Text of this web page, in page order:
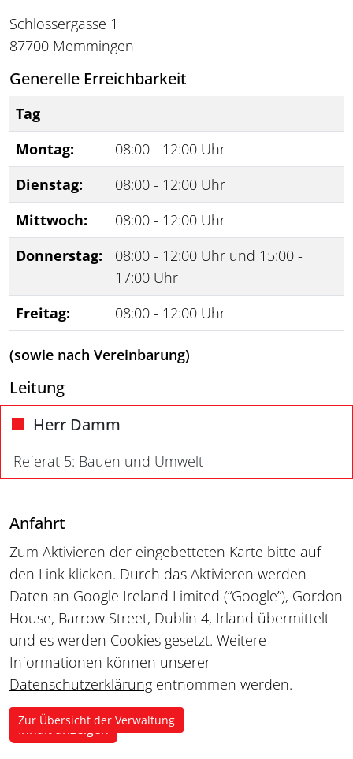
Schlossergasse 1
87700 Memmingen
Generelle Erreichbarkeit
Tag
Montag:
08:00 - 12:00 Uhr
Dienstag:
08:00 - 12:00 Uhr
Mittwoch:
08:00 - 12:00 Uhr
Donnerstag:
08:00 - 12:00 Uhr und 15:00 -
17:00 Uhr
Freitag:
08:00 - 12:00 Uhr
(sowie nach Vereinbarung)
Leitung
Herr Damm
Referat 5: Bauen und Umwelt
Anfahrt
Zum Aktivieren der eingebetteten Karte bitte auf
den Link klicken. Durch das Aktivieren werden
Daten an Google Ireland Limited (“Google”), Gordon
House, Barrow Street, Dublin 4, Irland übermittelt
und es werden Cookies gesetzt. Weitere
Informationen können unserer
Datenschutzerklärung entnommen werden.
Inhalt anzeigen
Zur Übersicht der Verwaltung